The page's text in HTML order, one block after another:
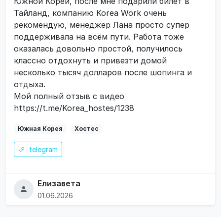
Тайланд, компанию Korea Work очень
рекомендую, менеджер Лана просто супер
поддерживала на всём пути. Работа тоже
оказалась довольно простой, получилось
классно отдохнуть и привезти домой
несколько тысяч долларов после шопинга и
отдыха.
Мой полный отзыв с видео
https://t.me/Korea_hostes/1238
Южная Корея Хостес
telegram
Елизавета
01.06.2026